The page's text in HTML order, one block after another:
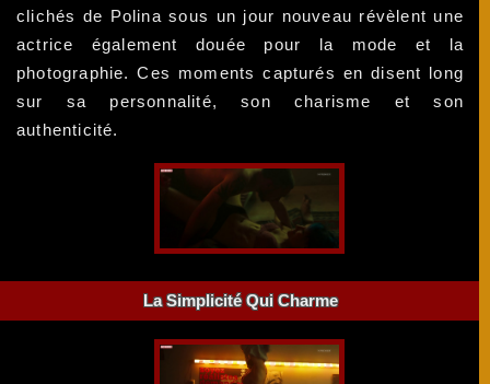
clichés de Polina sous un jour nouveau révèlent une
actrice également douée pour la mode et la
photographie. Ces moments capturés en disent long
sur sa personnalité, son charisme et son
authenticité.
La Simplicité Qui Charme